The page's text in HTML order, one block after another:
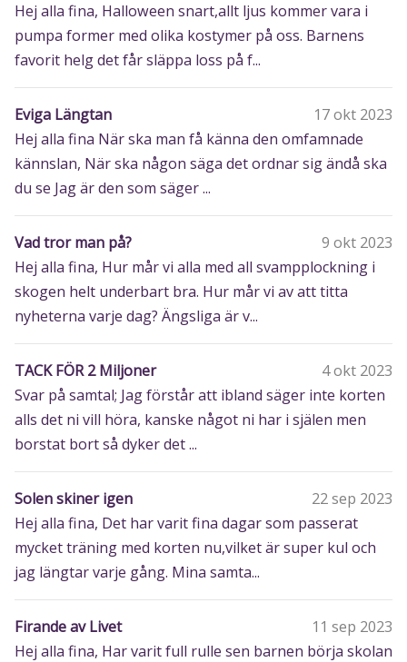
Hej alla fina, Halloween snart,allt ljus kommer vara i
pumpa former med olika kostymer på oss. Barnens
favorit helg det får släppa loss på f...
Eviga Längtan
17 okt 2023
Hej alla fina När ska man få känna den omfamnade
kännslan, När ska någon säga det ordnar sig ändå ska
du se Jag är den som säger ...
Vad tror man på?
9 okt 2023
Hej alla fina, Hur mår vi alla med all svampplockning i
skogen helt underbart bra. Hur mår vi av att titta
nyheterna varje dag? Ängsliga är v...
TACK FÖR 2 Miljoner
4 okt 2023
Svar på samtal; Jag förstår att ibland säger inte korten
alls det ni vill höra, kanske något ni har i själen men
borstat bort så dyker det ...
Solen skiner igen
22 sep 2023
Hej alla fina, Det har varit fina dagar som passerat
mycket träning med korten nu,vilket är super kul och
jag längtar varje gång. Mina samta...
Firande av Livet
11 sep 2023
Hej alla fina, Har varit full rulle sen barnen börja skolan